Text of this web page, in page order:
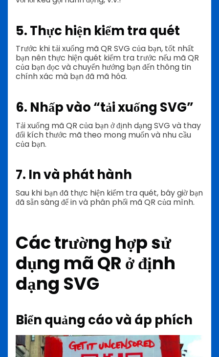
5. Thực hiện kiểm tra quét
Trước khi tải xuống mã QR SVG của bạn, tốt nhất
bạn nên thực hiện quét kiểm tra trước nếu mã QR
của bạn đọc và chuyển hướng bạn đến thông tin
chính xác mà bạn đã mã hóa.
6. Nhấp vào “tải xuống SVG”
Tải xuống mã QR của bạn ở định dạng SVG và thay
đổi kích thước mã theo mong muốn và nhu cầu
của bạn.
7. In và phát hành
Sau khi bạn đã thực hiện kiểm tra quét, bây giờ bạn
đã sẵn sàng để in và phân phối mã QR của mình.
Các trường hợp sử
dụng mã QR ở định
dạng SVG
Biển quảng cáo và áp phích